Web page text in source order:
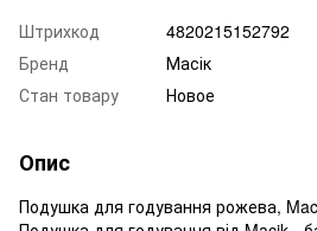
Штрихкод
4820215152792
Бренд
Масік
Стан товару
Новое
Опис
Подушка для годування рожева,